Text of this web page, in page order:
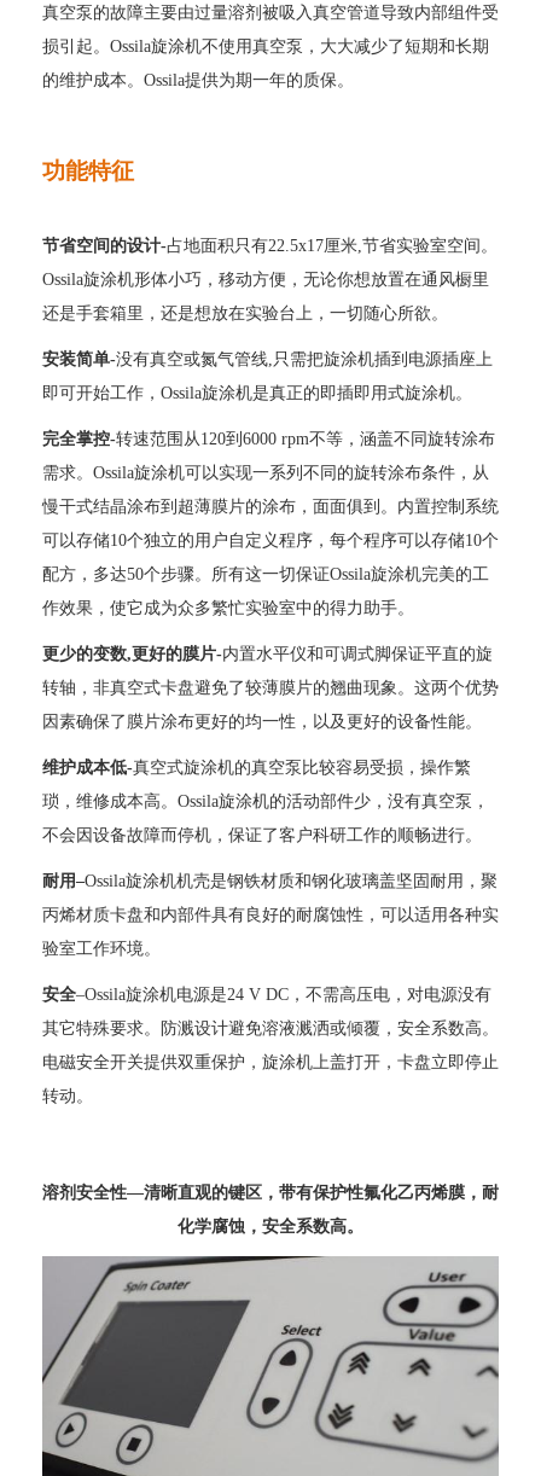
真空泵的故障主要由过量溶剂被吸入真空管道导致内部组件受
损引起 。 Ossila旋涂机不使用真空泵，大大减少了短期和长期
的维护成本 。 Ossila提供为期一年的质保。
功能特征
节省空间的设计-占地面积 只有22.5x17厘米, 节省实验室空间。
Ossila旋涂机形体小巧，移动方便，无论你想放置在通风橱里
还是手套箱里，还是想放在实验台上，一切随心所欲。
安装简单-没有真空或氮气管线 ,只需把旋涂机插到电源插座上
即可开始工作， Ossila旋涂机是真正的即插即用式旋涂机。
完全掌控-转速范围从 120到6000 rpm不等，涵盖不同旋转涂布
需求。 Ossila旋涂机可以实现一系列不同的旋转涂布条件 ， 从
慢干式结晶涂布到 超薄膜片的涂布，面面俱到。内置控制系统
可以存储10个独立的用户自定义程序，每个程序可以存储10个
配方，多达50个步骤。所有这一切保证Ossila旋涂机完美的工
作效果，使它成为众多繁忙实验室中的得力助手。
更少的变数,更好的膜片-内置水平仪和可调式脚保证平直的旋
转轴，非真空式卡盘避免了较薄膜片的翘曲现象。这两个优势
因素确保了膜片涂布更好的均一性，以及更好的设备性能。
维护成本低-真空式旋涂机的真空泵比较容易受损，操作繁
琐，维修成本高。 Ossila旋涂机的活动部件少，没有真空泵，
不会因设备故障而停机，保证了客户科研工作的顺畅进行。
耐用–Ossila旋涂机机壳是钢铁材质和钢化玻璃盖坚固耐用， 聚
丙烯材质卡盘和内部件具有良好的耐腐蚀性，可以适用各种实
验室工作环境 。
安全–Ossila旋涂机电源是24 V DC ，不需高压电，对电源没有
其它特殊要求。防溅设计避免溶液溅洒或倾覆，安全系数高。
电磁安全开关提供双重保护，旋涂机上盖打开，卡盘立即停止
转动。
溶剂安全性—清晰直观的键区，带有保护性氟化乙丙烯膜 ，耐
化学腐蚀，安全系数高。